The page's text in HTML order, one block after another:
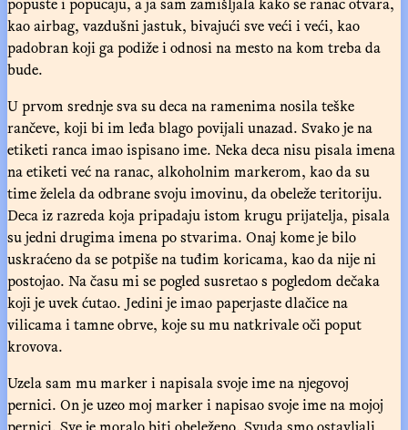
kao airbag, vazdušni jastuk, bivajući sve veći i veći, kao
padobran koji ga podiže i odnosi na mesto na kom treba da
bude.
U prvom srednje sva su deca na ramenima nosila teške
rančeve, koji bi im leđa blago povijali unazad. Svako je na
etiketi ranca imao ispisano ime. Neka deca nisu pisala imena
na etiketi već na ranac, alkoholnim markerom, kao da su
time želela da odbrane svoju imovinu, da obeleže teritoriju.
Deca iz razreda koja pripadaju istom krugu prijatelja, pisala
su jedni drugima imena po stvarima. Onaj kome je bilo
uskraćeno da se potpiše na tuđim koricama, kao da nije ni
postojao. Na času mi se pogled susretao s pogledom dečaka
koji je uvek ćutao. Jedini je imao paperjaste dlačice na
vilicama i tamne obrve, koje su mu natkrivale oči poput
krovova.
Uzela sam mu marker i napisala svoje ime na njegovoj
pernici. On je uzeo moj marker i napisao svoje ime na mojoj